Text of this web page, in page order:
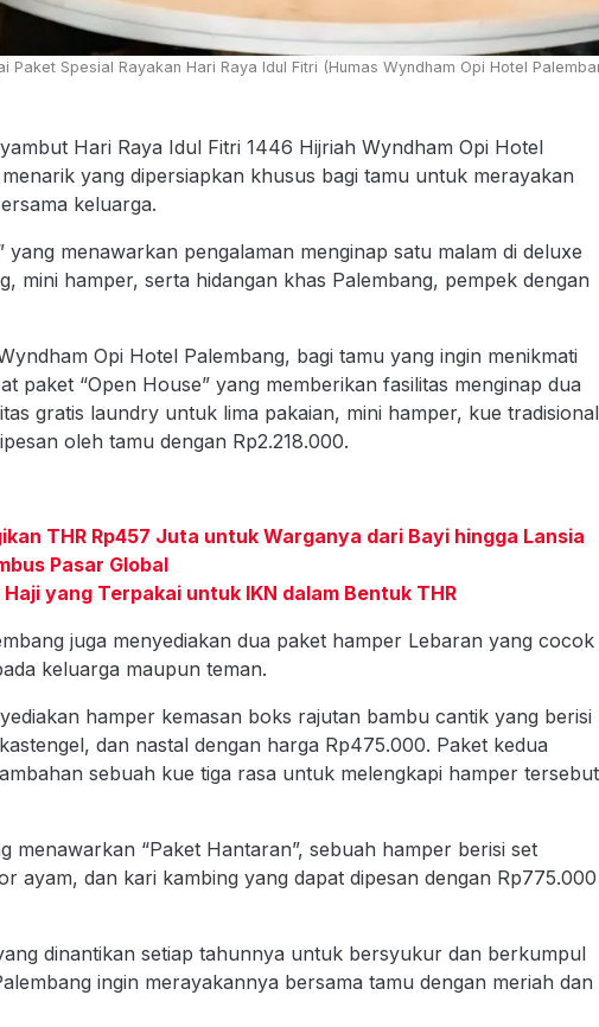
Spesial Rayakan Hari Raya Idul Fitri (Humas Wyndham Opi Hotel
Hari Raya Idul Fitri 1446 Hijriah Wyndham Opi Hotel
yang dipersiapkan khusus bagi tamu untuk merayakan
keluarga.
yang menawarkan pengalaman menginap satu malam di deluxe
mini hamper, serta hidangan khas Palembang, pempek dengan
Opi Hotel Palembang, bagi tamu yang ingin menikmati
paket “Open House” yang memberikan fasilitas menginap dua
gratis laundry untuk lima pakaian, mini hamper, kue
oleh tamu dengan Rp2.218.000.
THR Rp457 Juta untuk Warganya dari Bayi hingga Lansia
Pasar Global
yang Terpakai untuk IKN dalam Bentuk THR
juga menyediakan dua paket hamper Lebaran yang cocok
keluarga maupun teman.
hamper kemasan boks rajutan bambu cantik yang berisi
dan nastal dengan harga Rp475.000. Paket kedua
sebuah kue tiga rasa untuk melengkapi hamper tersebut
menawarkan “Paket Hantaran”, sebuah hamper berisi set
ayam, dan kari kambing yang dapat dipesan dengan Rp775.000
dinantikan setiap tahunnya untuk bersyukur dan berkumpul
ingin merayakannya bersama tamu dengan meriah dan